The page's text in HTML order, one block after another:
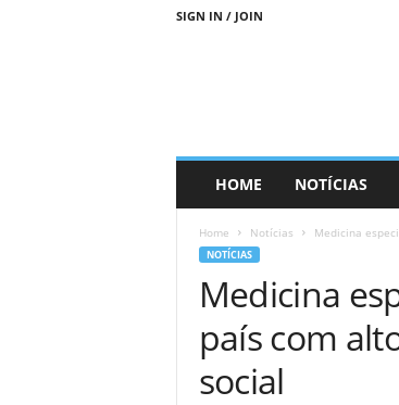
SIGN IN / JOIN
a
HOME NOTÍCIAS
Home Notícias Medicina
NOTÍCIAS
Medicina
país com
social